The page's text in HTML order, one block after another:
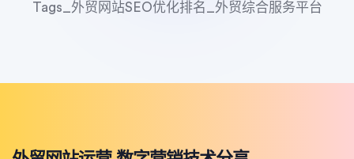
Tags_外贸网站SEO优化排名_外贸综合服务平台